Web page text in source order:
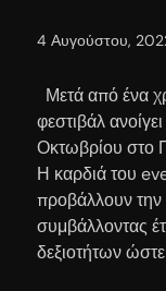
4 Αυγούστου,
Μετά από ένα
φεστιβάλ
Οκτωβρίου στο
Η καρδιά του
προβάλλουν την
συμβάλλοντας
δεξιοτήτων